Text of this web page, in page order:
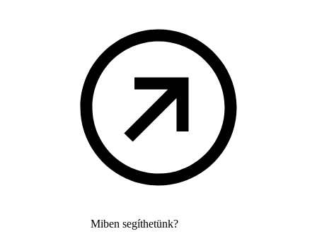
Miben segíthetünk?